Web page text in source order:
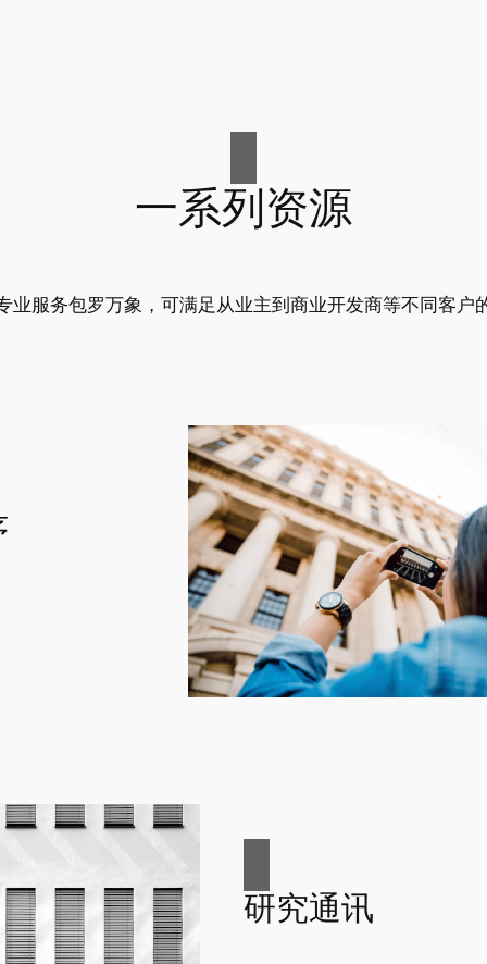
一系列资源
业服务包罗万象，可满足从业主到商业开发商等不同客户
研究通讯